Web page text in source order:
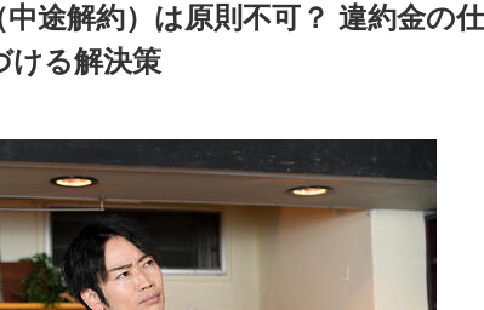
途解約）は原則不可？ 違約金の仕
ける解決策